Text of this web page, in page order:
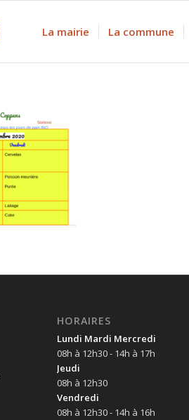
La mairie La commune
HORAIRES
Lundi Mardi Mercredi
08h à 12h30 - 14h à 17h
Jeudi
08h à 12h30
Vendredi
08h à 12h30 - 14h à 16h